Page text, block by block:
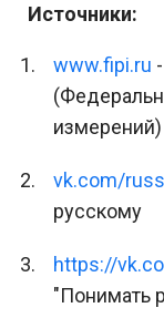
Источники:
www.fipi.ru
измерений)
vk.com/
русскому
https://
"Понимать